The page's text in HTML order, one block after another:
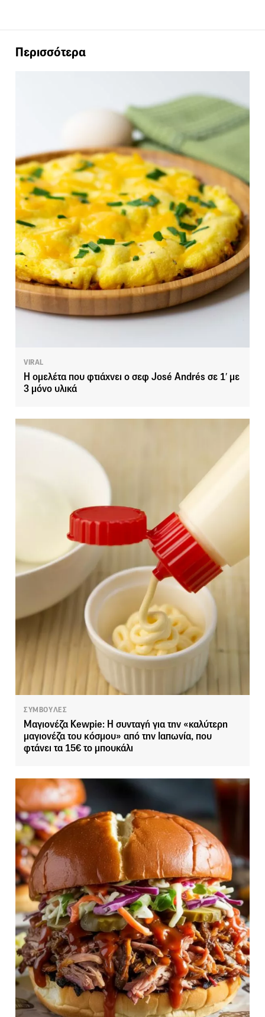
Περισσότερα
VIRAL
Η ομελέτα που φτιάχνει ο σεφ José Andrés σε 1′ με
3 μόνο υλικά
ΣΥΜΒΟΥΛΕΣ
Μαγιονέζα Kewpie: Η συνταγή για την «καλύτερη
μαγιονέζα του κόσμου» από την Ιαπωνία, που
φτάνει τα 15€ το μπουκάλι